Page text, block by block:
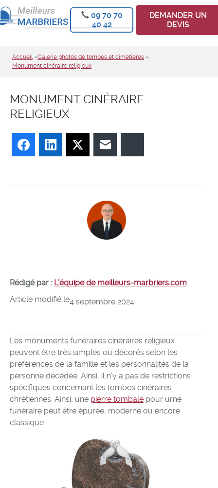
09 70 70
40 42
DEMANDER UN
DEVIS
Accueil»Galerie photos de tombes et cimetières »
Monument cinéraire religieux
MONUMENT CINÉRAIRE
RELIGIEUX
FacebookLinkedIn Twitter
Rédigé par : L’équipe de meilleurs-marbriers.com
Article modifié le4 septembre 2024
Les monuments funéraires cinéraires religieux
peuvent être très simples ou décorés selon les
préférences de la famille et les personnalités de la
personne décédée. Ainsi, il n’y a pas de restrictions
spécifiques concernant les tombes cinéraires
chrétiennes. Ainsi, une pierre tombale pour urne
funéraire peut être épurée, moderne ou encore
classique.